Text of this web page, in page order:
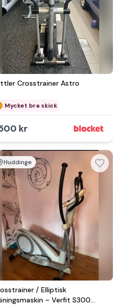
Crosstrainer Astro
Mycket bra skick
kr
Huddinge
/ Elliptisk
– Verfit S300